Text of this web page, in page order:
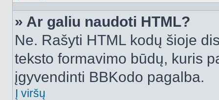
» Ar galiu naudoti HTML?
Ne. Rašyti HTML kodų šioje
teksto formavimo būdų, kuris
įgyvendinti BBKodo pagalba.
Į viršų